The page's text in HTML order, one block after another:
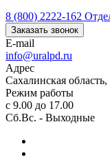
8 (800) 2222-162
Заказать звонок
E-mail
info@uralpd.ru
Адрес
Сахалинская
Режим работы
с 9.00 до 17.00
Сб.Вс. - Выходные